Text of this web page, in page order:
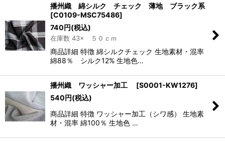
播州織 綿シルク チェック 薄地 ブラック系
[C0109-MSC75486]
740円(税込)
在庫数 43× ５０ｃｍ
商品詳細 特徴 綿シルクチェック 生地素材・混率
綿88％ シルク12% 生地色…
播州織 ワッシャー加工 [S0001-KW1276]
540円(税込)
商品詳細 特徴 ワッシャー加工（シワ感） 生地素
材・混率 綿100％ 生地色 …